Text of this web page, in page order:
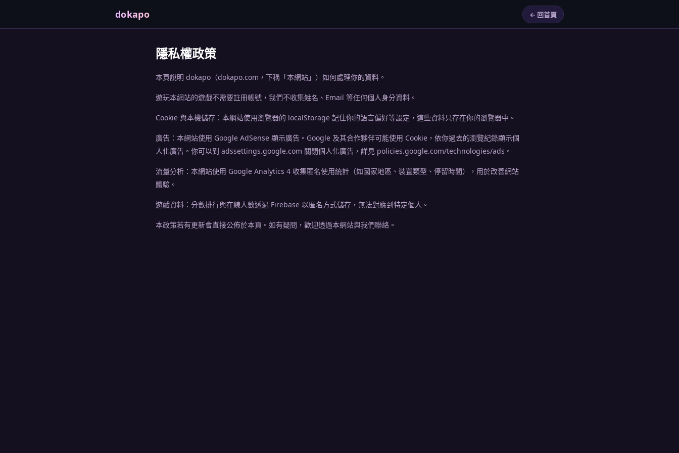
dokapo ← 回首頁
隱私權政策
本頁說明 dokapo（dokapo.com，下稱「本網站」）如何處理你的資料。
遊玩本網站的遊戲不需要註冊帳號，我們不收集姓名、Email 等任何個人身分資料。
Cookie 與本機儲存：本網站使用瀏覽器的 localStorage 記住你的語言偏好等設定，這些資料只存在你的瀏覽器中。
廣告：本網站使用 Google AdSense 顯示廣告。Google 及其合作夥伴可能使用 Cookie，依你過去的瀏覽紀錄顯示個
人化廣告。你可以到 adssettings.google.com 關閉個人化廣告，詳見 policies.google.com/technologies/ads。
流量分析：本網站使用 Google Analytics 4 收集匿名使用統計（如國家地區、裝置類型、停留時間），用於改善網站
體驗。
遊戲資料：分數排行與在線人數透過 Firebase 以匿名方式儲存，無法對應到特定個人。
本政策若有更新會直接公佈於本頁。如有疑問，歡迎透過本網站與我們聯絡。